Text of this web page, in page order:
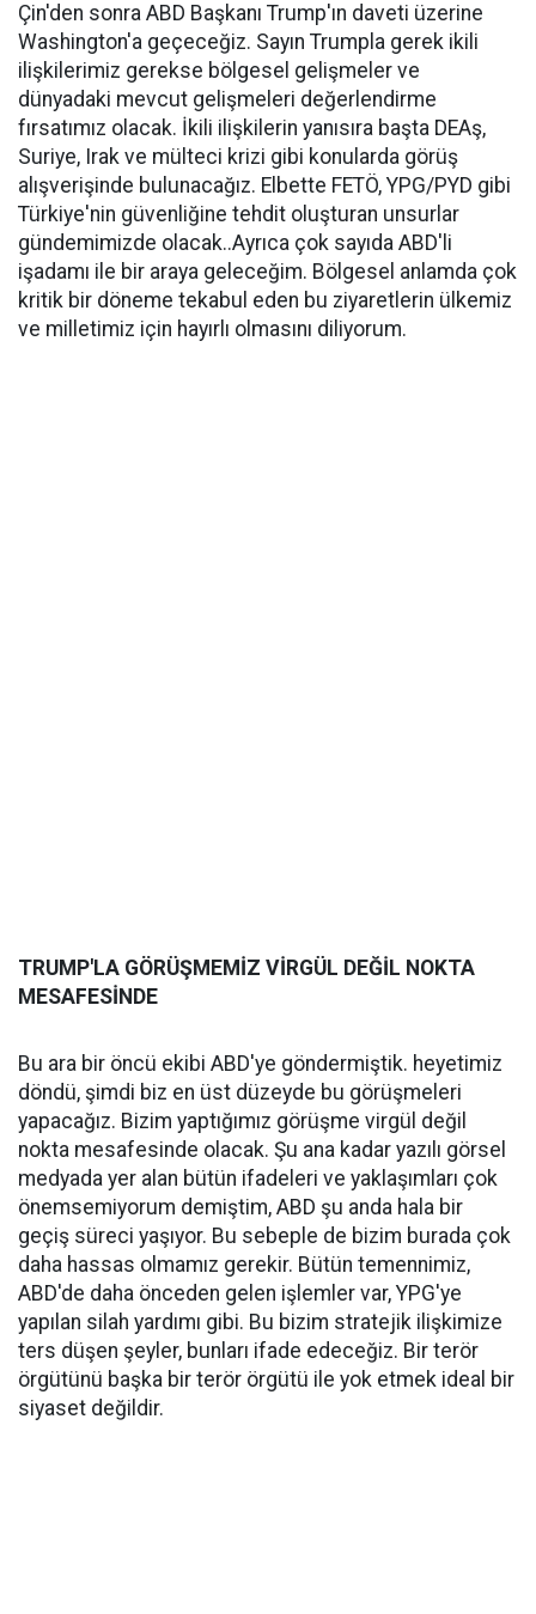
Çin'den sonra ABD Başkanı Trump'ın daveti üzerine
Washington'a geçeceğiz. Sayın Trumpla gerek ikili
ilişkilerimiz gerekse bölgesel gelişmeler ve
dünyadaki mevcut gelişmeleri değerlendirme
fırsatımız olacak. İkili ilişkilerin yanısıra başta DEAş,
Suriye, Irak ve mülteci krizi gibi konularda görüş
alışverişinde bulunacağız. Elbette FETÖ, YPG/PYD gibi
Türkiye'nin güvenliğine tehdit oluşturan unsurlar
gündemimizde olacak..Ayrıca çok sayıda ABD'li
işadamı ile bir araya geleceğim. Bölgesel anlamda çok
kritik bir döneme tekabul eden bu ziyaretlerin ülkemiz
ve milletimiz için hayırlı olmasını diliyorum.
TRUMP'LA GÖRÜŞMEMİZ VİRGÜL DEĞİL NOKTA
MESAFESİNDE
Bu ara bir öncü ekibi ABD'ye göndermiştik. heyetimiz
döndü, şimdi biz en üst düzeyde bu görüşmeleri
yapacağız. Bizim yaptığımız görüşme virgül değil
nokta mesafesinde olacak. Şu ana kadar yazılı görsel
medyada yer alan bütün ifadeleri ve yaklaşımları çok
önemsemiyorum demiştim, ABD şu anda hala bir
geçiş süreci yaşıyor. Bu sebeple de bizim burada çok
daha hassas olmamız gerekir. Bütün temennimiz,
ABD'de daha önceden gelen işlemler var, YPG'ye
yapılan silah yardımı gibi. Bu bizim stratejik ilişkimize
ters düşen şeyler, bunları ifade edeceğiz. Bir terör
örgütünü başka bir terör örgütü ile yok etmek ideal bir
siyaset değildir.